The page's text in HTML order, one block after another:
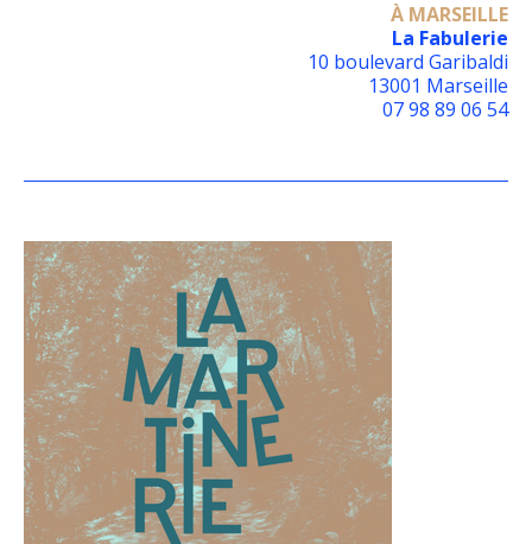
À MARSEILLE
La Fabulerie
10 boulevard Garibaldi
13001 Marseille
07 98 89 06 54